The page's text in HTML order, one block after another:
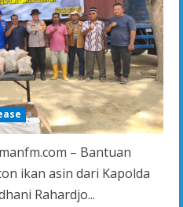
– Bantuan
ikan asin dari Kapolda
Rahardjo...